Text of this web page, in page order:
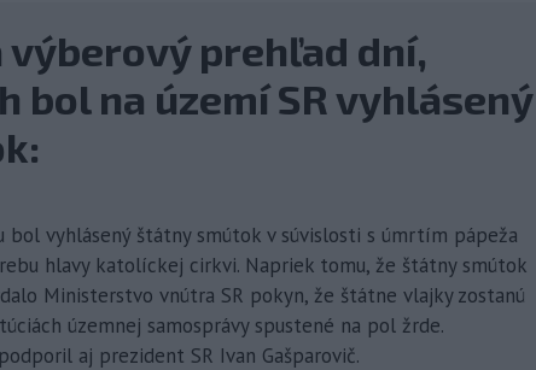
výberový prehľad dní,
bol na území SR vyhlásený
bol vyhlásený štátny smútok v súvislosti s úmrtím pápeža
hlavy katolíckej cirkvi. Napriek tomu, že štátny smútok
Ministerstvo vnútra SR pokyn, že štátne vlajky zostanú
územnej samosprávy spustené na pol žrde.
aj prezident SR Ivan Gašparovič.